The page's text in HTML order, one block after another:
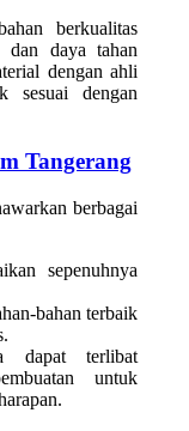
berkualitas
dan daya tahan
dengan ahli
sesuai dengan
Tangerang
berbagai
sepenuhnya
bahan terbaik
dapat terlibat
untuk